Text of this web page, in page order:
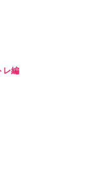
レ編